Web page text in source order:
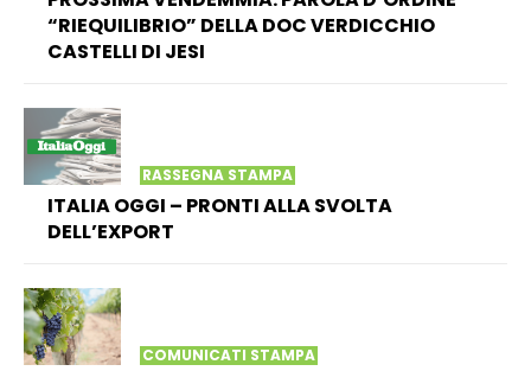
“RIEQUILIBRIO” DELLA DOC VERDICCHIO
CASTELLI DI JESI
RASSEGNA STAMPA
ITALIA OGGI – PRONTI ALLA SVOLTA
DELL’EXPORT
COMUNICATI STAMPA